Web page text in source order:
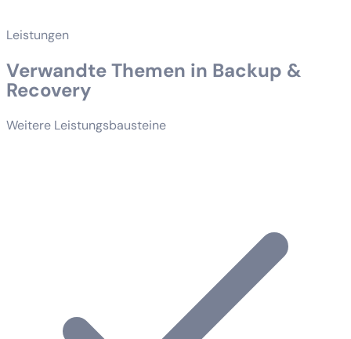
Leistungen
Verwandte Themen in Backup &
Recovery
Weitere Leistungsbausteine